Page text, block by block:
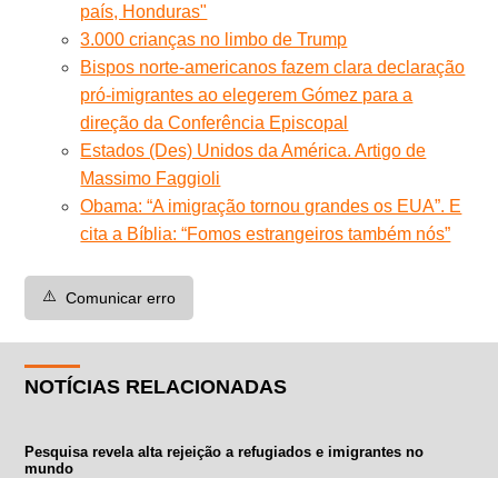
país, Honduras"
3.000 crianças no limbo de Trump
Bispos norte-americanos fazem clara declaração
pró-imigrantes ao elegerem Gómez para a
direção da Conferência Episcopal
Estados (Des) Unidos da América. Artigo de
Massimo Faggioli
Obama: “A imigração tornou grandes os EUA”. E
cita a Bíblia: “Fomos estrangeiros também nós”
⚠️ Comunicar erro
NOTÍCIAS RELACIONADAS
Pesquisa revela alta rejeição a refugiados e imigrantes no
mundo